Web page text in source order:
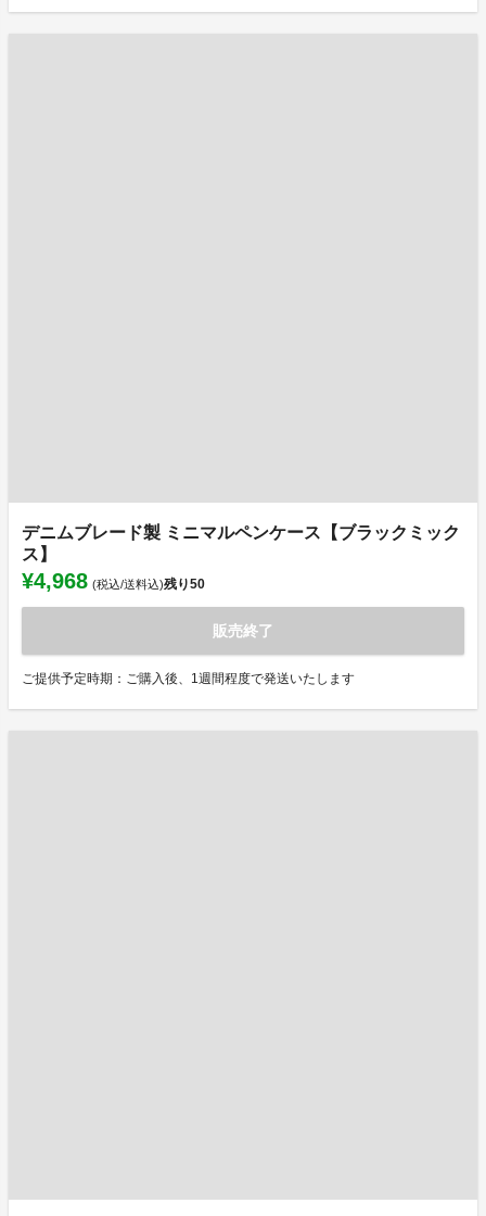
デニムブレード製 ミニマルペンケース【ブラックミック
ス】
¥4,968 (税込/送料込)残り50
販売終了
ご提供予定時期：ご購入後、1週間程度で発送いたします